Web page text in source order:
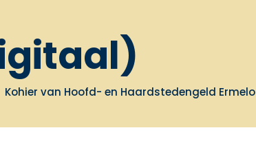
Kohier van Hoofd- en Haardstedengeld Ermelo